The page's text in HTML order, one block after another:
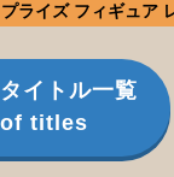
ライズ フィギュア
イトル一覧
titles